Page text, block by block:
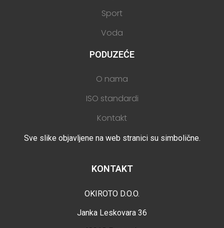
Sport
Voda
PODUZEĆE
O nama
ISO standardi
Kontakt
Sve slike objavljene na web stranici su simbolične.
KONTAKT
OKIROTO D.O.O.
Janka Leskovara 36